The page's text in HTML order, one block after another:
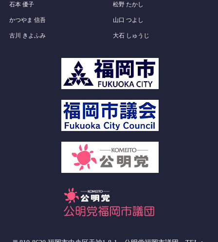
石本 優子
かつやま 信吾
古川 きよふみ
松野 たかし
山口 つよし
大石 しゅうじ